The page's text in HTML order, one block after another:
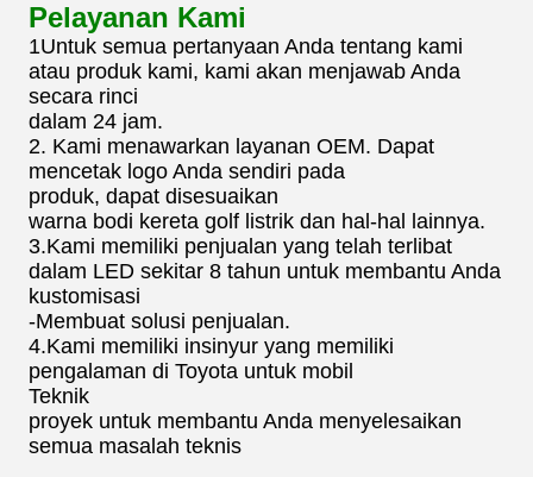
Pelayanan Kami
1Untuk semua pertanyaan Anda tentang kami
atau produk kami, kami akan menjawab Anda
secara rinci
dalam 24 jam.
2. Kami menawarkan layanan OEM. Dapat
mencetak logo Anda sendiri pada
produk, dapat disesuaikan
warna bodi kereta golf listrik dan hal-hal lainnya.
3.Kami memiliki penjualan yang telah terlibat
dalam LED sekitar 8 tahun untuk membantu Anda
kustomisasi
-Membuat solusi penjualan.
4.Kami memiliki insinyur yang memiliki
pengalaman di Toyota untuk mobil
Teknik
proyek untuk membantu Anda menyelesaikan
semua masalah teknis